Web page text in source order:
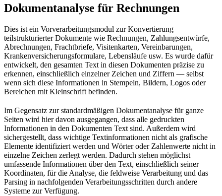
Dokumentanalyse für Rechnungen
Dies ist ein Vorverarbeitungsmodul zur Konvertierung
teilstrukturierter Dokumente wie Rechnungen, Zahlungsentwürfe,
Abrechnungen, Frachtbriefe, Visitenkarten, Vereinbarungen,
Krankenversicherungsformulare, Lebensläufe usw. Es wurde dafür
entwickelt, den gesamten Text in diesen Dokumenten präzise zu
erkennen, einschließlich einzelner Zeichen und Ziffern — selbst
wenn sich diese Informationen in Stempeln, Bildern, Logos oder
Bereichen mit Kleinschrift befinden.
Im Gegensatz zur standardmäßigen Dokumentanalyse für ganze
Seiten wird hier davon ausgegangen, dass alle gedruckten
Informationen in den Dokumenten Text sind. Außerdem wird
sichergestellt, dass wichtige Textinformationen nicht als grafische
Elemente identifiziert werden und Wörter oder Zahlenwerte nicht in
einzelne Zeichen zerlegt werden. Dadurch stehen möglichst
umfassende Informationen über den Text, einschließlich seiner
Koordinaten, für die Analyse, die feldweise Verarbeitung und das
Parsing in nachfolgenden Verarbeitungsschritten durch andere
Systeme zur Verfügung.